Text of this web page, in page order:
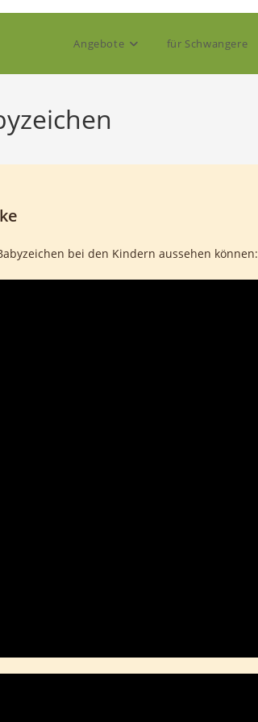
Angebote für Schwangere
bei den Kindern aussehen können: